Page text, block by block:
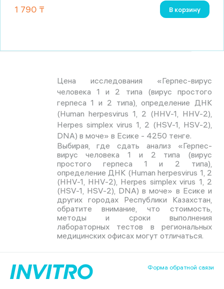
1 790 ₸ В корзину
Цена исследования «Герпес-вирус
человека 1 и 2 типа (вирус простого
герпеса 1 и 2 типа), определение ДНК
(Human herpesvirus 1, 2 (HHV-1, HHV-2),
Herpes simplex virus 1, 2 (HSV-1, HSV-2),
DNA) в моче» в Есике - 4250 тенге.
Выбирая, где сдать анализ «Герпес-
вирус человека 1 и 2 типа (вирус
простого герпеса 1 и 2 типа),
определение ДНК (Human herpesvirus 1, 2
(HHV-1, HHV-2), Herpes simplex virus 1, 2
(HSV-1, HSV-2), DNA) в моче» в Есике и
других городах Республики Казахстан,
обратите внимание, что стоимость,
методы и сроки выполнения
лабораторных тестов в региональных
медицинских офисах могут отличаться.
Форма обратной связи